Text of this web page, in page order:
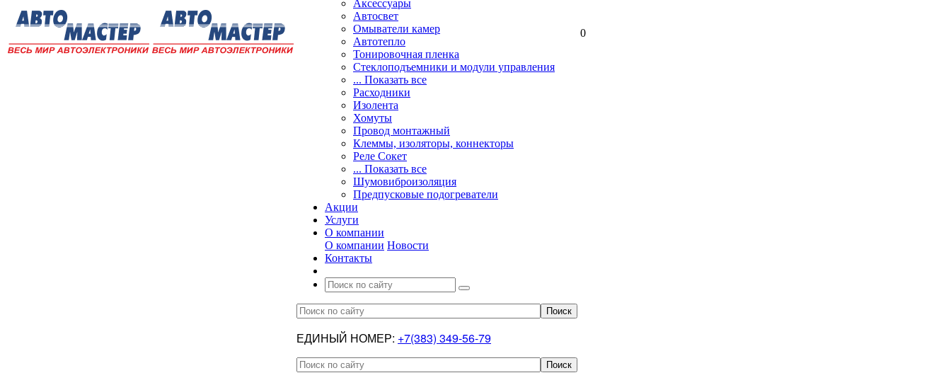
Аксессуары
Автосвет
Омыватели камер
Автотепло
Тонировочная пленка
Стеклоподъемники и модули управления
... Показать все
Расходники
Изолента
Хомуты
Провод монтажный
Клеммы, изоляторы, коннекторы
Реле Сокет
... Показать все
Шумовиброизоляция
Предпусковые подогреватели
Акции
Услуги
О компании
О компании Новости
Контакты
ЕДИНЫЙ НОМЕР: +7(383) 349-56-79
0